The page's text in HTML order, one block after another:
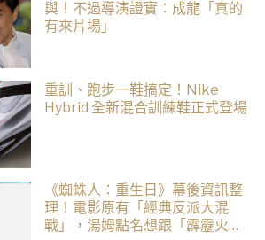
與！不過導演證實：成龍「真的
有來片場」
重訓、跑步一鞋搞定！Nike
Hybrid 全新混合訓練鞋正式登場
《蜘蛛人：重生日》幕後資訊整
理！電影原有「經典反派大混
戰」，湯姆點名想跟「霹靂火」